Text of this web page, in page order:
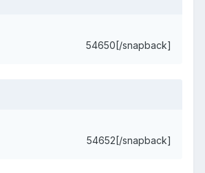
54650[/snapback]
54652[/snapback]